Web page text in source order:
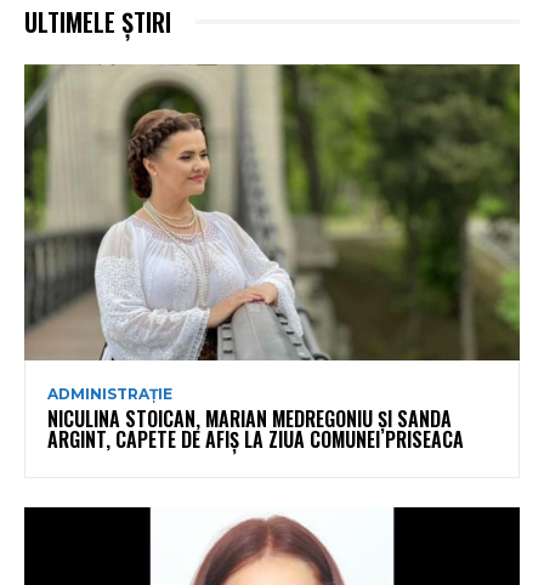
ULTIMELE ȘTIRI
ADMINISTRAȚIE
NICULINA STOICAN, MARIAN MEDREGONIU ȘI SANDA
ARGINT, CAPETE DE AFIȘ LA ZIUA COMUNEI PRISEACA